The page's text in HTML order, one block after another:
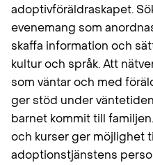
adoptivföräldraskapet.
evenemang som
skaffa information och
kultur och språk. Att
som väntar och med
ger stöd under
barnet kommit till
och kurser ger möjlighet
adoptionstjänstens